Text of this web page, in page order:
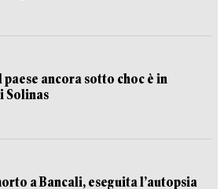
paese ancora sotto choc è in
Solinas
a Bancali, eseguita l’autopsia